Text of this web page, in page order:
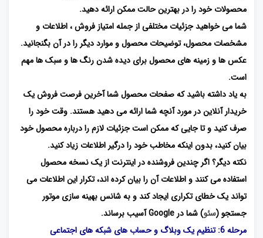
محصولات خود را در بهترین حالت ممکن ارائه دهید.
شما می خواهید جزئیات مختلفی از جمله امتیاز فروش ، اطلاعات و
مشخصات محصول، توضیحات محصول و موارد دیگر را در آن بگنجانید.
عکس ها و زمینه های محصول برای دیده شدن رنگ ها و سبک ها مهم
است.
به یاد داشته باشید که صفحات محصول شما آخرین فرصت فروش یک
خریدار آنلاین در مورد آنچه شما ارائه می دهید هستند. وقت خود را
صرف کنید و تا جایی که ممکن است جزئیات لازم را درباره محصول خود
بیان کنید، بدون اینکه مخاطب خود را درگیر اطلاعات زیاد کنید.
نکته دیگر؟ اگر چندین فروشنده در اینترنت از یک نسخه محصول
استفاده می کنند و اطلاعات آن را بیان کرده اند، تکرار این اطلاعات می
تواند یک خطای تکراری ایجاد کند و به شانس بهینه سازی موتور
جستجو (سئو) شما در Google آسیب برساند.
مرحله 6: تنظیم یک وبلاگ و حساب های شبکه های اجتماعی